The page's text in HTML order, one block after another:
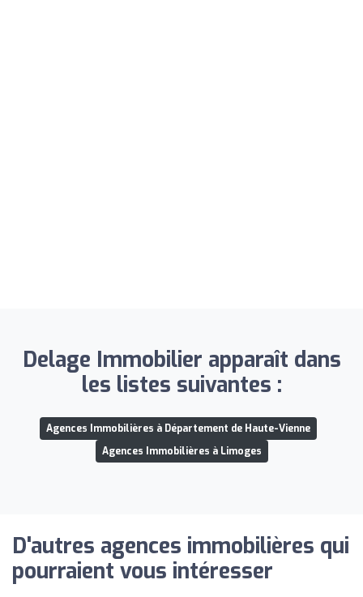
Delage Immobilier apparaît dans
les listes suivantes :
Agences Immobilières à Département de Haute-Vienne
Agences Immobilières à Limoges
D'autres agences immobilières qui
pourraient vous intéresser